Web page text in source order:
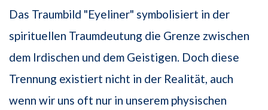
Das Traumbild "Eyeliner" symbolisiert in der
spirituellen Traumdeutung die Grenze zwischen
dem Irdischen und dem Geistigen. Doch diese
Trennung existiert nicht in der Realität, auch
wenn wir uns oft nur in unserem physischen